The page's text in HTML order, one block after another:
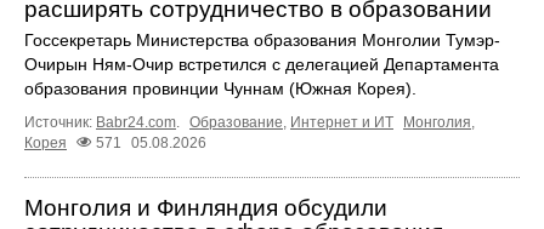
расширять сотрудничество в образовании
Госсекретарь Министерства образования Монголии Тумэр-
Очирын Ням-Очир встретился с делегацией Департамента
образования провинции Чуннам (Южная Корея).
Источник: Babr24.com. Образование, Интернет и ИТ Монголия,
Корея
571 05.08.2026
Монголия и Финляндия обсудили